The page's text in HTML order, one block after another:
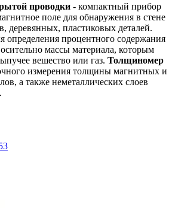
проводки - компактный прибор
поле для обнаружения в стене
деревянных, пластиковых деталей.
определения процентного содержания
массы материала, которым
вешество или газ. Толщиномер
измерения толщины магнитных и
а также неметаллических слоев